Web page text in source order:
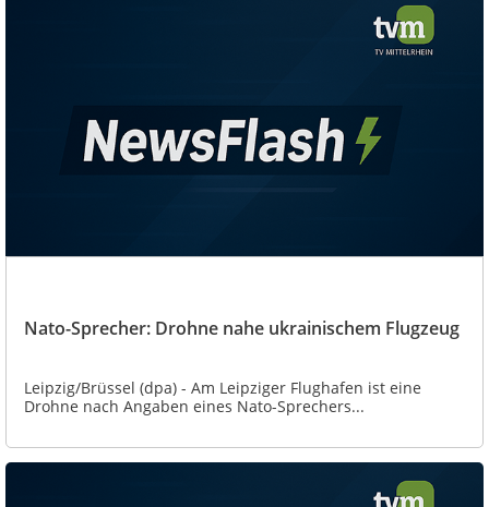
Nato-Sprecher: Drohne nahe ukrainischem Flugzeug
Leipzig/Brüssel (dpa) - Am Leipziger Flughafen ist eine
Drohne nach Angaben eines Nato-Sprechers...